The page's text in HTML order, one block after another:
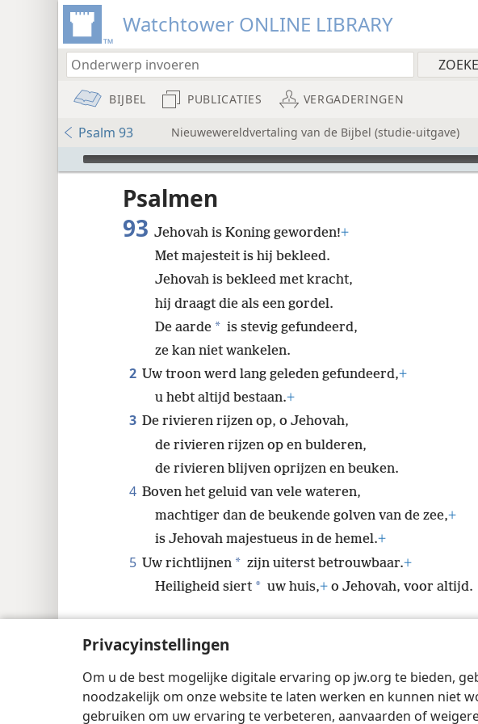
Privacyinstellingen
Om u de best mogelijke digitale ervaring op jw.org te bieden,
noodzakelijk om onze website te laten werken en kunnen niet
gebruiken om uw ervaring te verbeteren, aanvaarden of
Watchtower ONLINE LIBRARY
BIJBEL PUBLICATIES VERGADERINGEN
Psalm 93 Nieuwewereldvertaling van de Bijbel (studie-uitgave)
Audio Player
Psalmen
93 Jehovah is Koning geworden!+
Met majesteit is hij bekleed.
Jehovah is bekleed met kracht,
hij draagt die als een gordel.
De aarde * is stevig gefundeerd,
ze kan niet wankelen.
2 Uw troon werd lang geleden gefundeerd,+
u hebt altijd bestaan.+
3 De rivieren rijzen op, o Jehovah,
de rivieren rijzen op en bulderen,
de rivieren blijven oprijzen en beuken.
4 Boven het geluid van vele wateren,
machtiger dan de beukende golven van de zee,+
is Jehovah majestueus in de hemel.+
5 Uw richtlijnen * zijn uiterst betrouwbaar.+
Heiligheid siert * uw huis,+ o Jehovah, voor altijd.
Copyright © 2026 Watch Tower Bible and Tract Society of